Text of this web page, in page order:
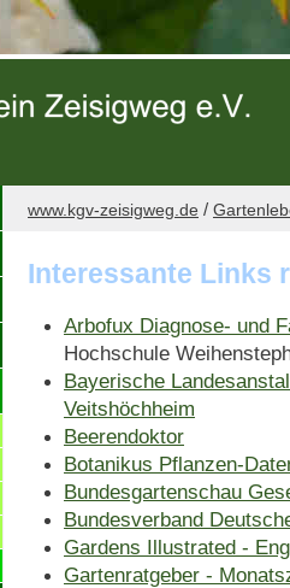
www.kgv-zeisigweg.de /
Interessante Links
Arbofux Diagnose- und
Hochschule
Bayerische
Veitshöchheim
Beerendoktor
Botanikus Pflanzen-
Bundesgartenschau
Bundesverband
Gardens Illustrated -
Gartenratgeber -